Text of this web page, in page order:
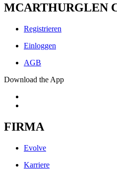
MCARTHURGLEN
Registrieren
Einloggen
AGB
Download the App
FIRMA
Evolve
Karriere